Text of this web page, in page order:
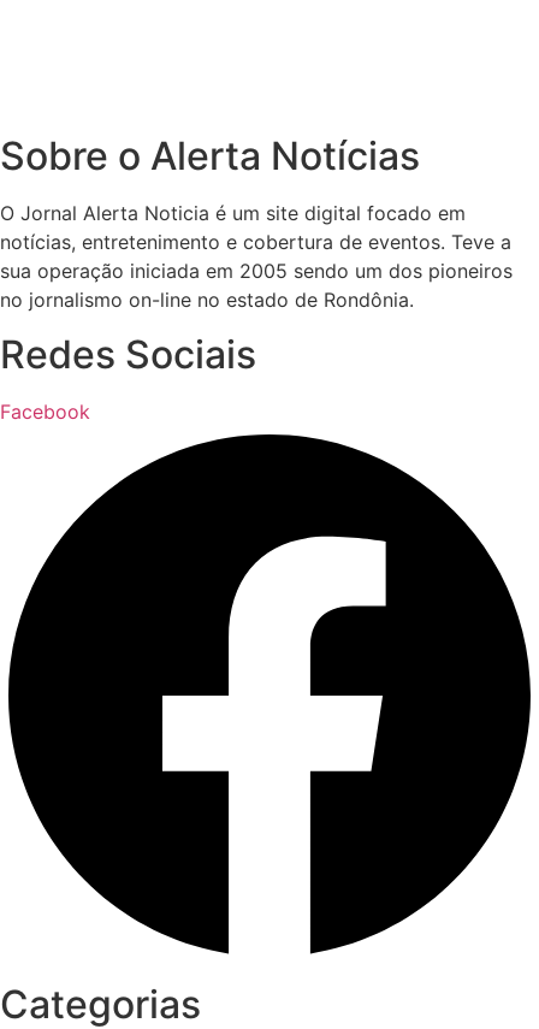
Sobre o Alerta Notícias
O Jornal Alerta Noticia é um site digital focado em
notícias, entretenimento e cobertura de eventos. Teve a
sua operação iniciada em 2005 sendo um dos pioneiros
no jornalismo on-line no estado de Rondônia.
Redes Sociais
Facebook
Categorias